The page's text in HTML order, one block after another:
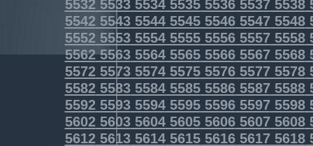
5532553355345535553655375538
5542 554355445545554655475548
5552555355545555555655575558
5562556355645565556655675568
5572557355745575557655775578
5582558355845585558655875588
5592559355945595559655975598
5602560356045605560656075608
5612561356145615561656175618